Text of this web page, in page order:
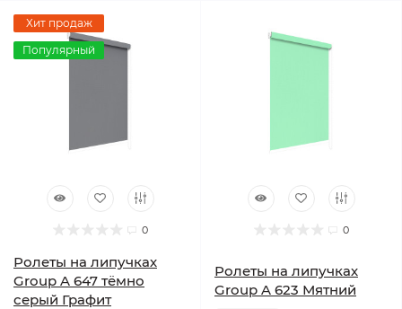
Хит продаж
Популярный
0
Ролеты на липучках
Group A 647 тёмно
серый Графит
0
Ролеты на липучках
Group A 623 Мятний